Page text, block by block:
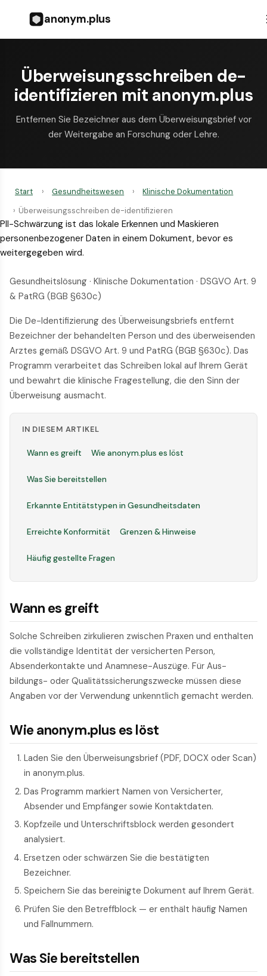
anonym.plus
Überweisungsschreiben de-
identifizieren mit anonym.plus
Entfernen Sie Bezeichner aus dem Überweisungsbrief vor
der Weitergabe an Forschung oder Lehre.
Start › Gesundheitswesen ›
Klinische Dokumentation
› Überweisungsschreiben de-identifizieren
PII-Schwärzung ist das lokale Erkennen und Maskieren
personenbezogener Daten in einem Dokument, bevor es
weitergegeben wird.
Gesundheitslösung · Klinische Dokumentation · DSGVO Art. 9
& PatRG (BGB §630c)
Die De-Identifizierung des Überweisungsbriefs entfernt
Bezeichner der behandelten Person und des überweisenden
Arztes gemäß DSGVO Art. 9 und PatRG (BGB §630c). Das
Programm verarbeitet das Schreiben lokal auf Ihrem Gerät
und bewahrt die klinische Fragestellung, die den Sinn der
Überweisung ausmacht.
IN DIESEM ARTIKEL
Wann es greift Wie anonym.plus es löst
Was Sie bereitstellen
Erkannte Entitätstypen in Gesundheitsdaten
Erreichte Konformität Grenzen & Hinweise
Häufig gestellte Fragen
Wann es greift
Solche Schreiben zirkulieren zwischen Praxen und enthalten
die vollständige Identität der versicherten Person,
Absenderkontakte und Anamnese-Auszüge. Für Aus­
bildungs- oder Qualitätssicherungszwecke müssen diese
Angaben vor der Verwendung unkenntlich gemacht werden.
Wie anonym.plus es löst
Laden Sie den Überweisungsbrief (PDF, DOCX oder Scan)
in anonym.plus.
Das Programm markiert Namen von Versicherter,
Absender und Empfänger sowie Kontaktdaten.
Kopf­zeile und Unterschriftsblock werden gesondert
analysiert.
Ersetzen oder schwärzen Sie die bestätigten
Bezeichner.
Speichern Sie das bereinigte Dokument auf Ihrem Gerät.
Prüfen Sie den Betreff­block — er enthält häufig Namen
und Fallnummern.
Was Sie bereitstellen